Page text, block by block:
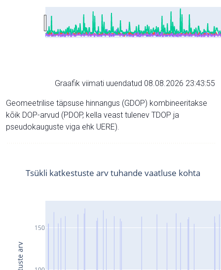
Graafik viimati uuendatud 08.08.2026 23:43:55
Geomeetrilise täpsuse hinnangus (GDOP) kombineeritakse
kõik DOP-arvud (PDOP, kella veast tulenev TDOP ja
pseudokauguste viga ehk UERE).
150
Tsükli katkestuste arv tuhande vaatluse kohta